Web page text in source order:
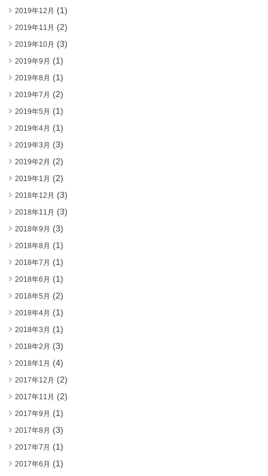
2019年12月 (1)
2019年11月 (2)
2019年10月 (3)
2019年9月 (1)
2019年8月 (1)
2019年7月 (2)
2019年5月 (1)
2019年4月 (1)
2019年3月 (3)
2019年2月 (2)
2019年1月 (2)
2018年12月 (3)
2018年11月 (3)
2018年9月 (3)
2018年8月 (1)
2018年7月 (1)
2018年6月 (1)
2018年5月 (2)
2018年4月 (1)
2018年3月 (1)
2018年2月 (3)
2018年1月 (4)
2017年12月 (2)
2017年11月 (2)
2017年9月 (1)
2017年8月 (3)
2017年7月 (1)
2017年6月 (1)